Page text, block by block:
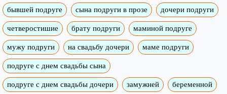
бывшей подруге сына подруги в прозе дочери подруги
четверостишие брату подруги маминой подруге
мужу подруги на свадьбу дочери маме подруги
подруге с днем свадьбы сына
подруге с днем свадьбы дочери замужней беременной